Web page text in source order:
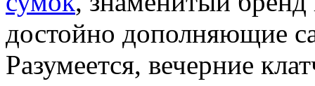
достойно дополняющие
Разумеется, вечерние